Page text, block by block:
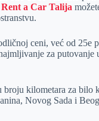
Rent a Car Talija
ceni, već od 25e
za putovanje
kilometara za bilo
Novog Sada i